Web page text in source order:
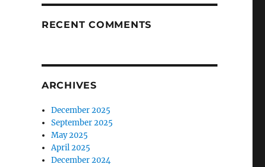
RECENT COMMENTS
ARCHIVES
December 2025
September 2025
May 2025
April 2025
December 2024